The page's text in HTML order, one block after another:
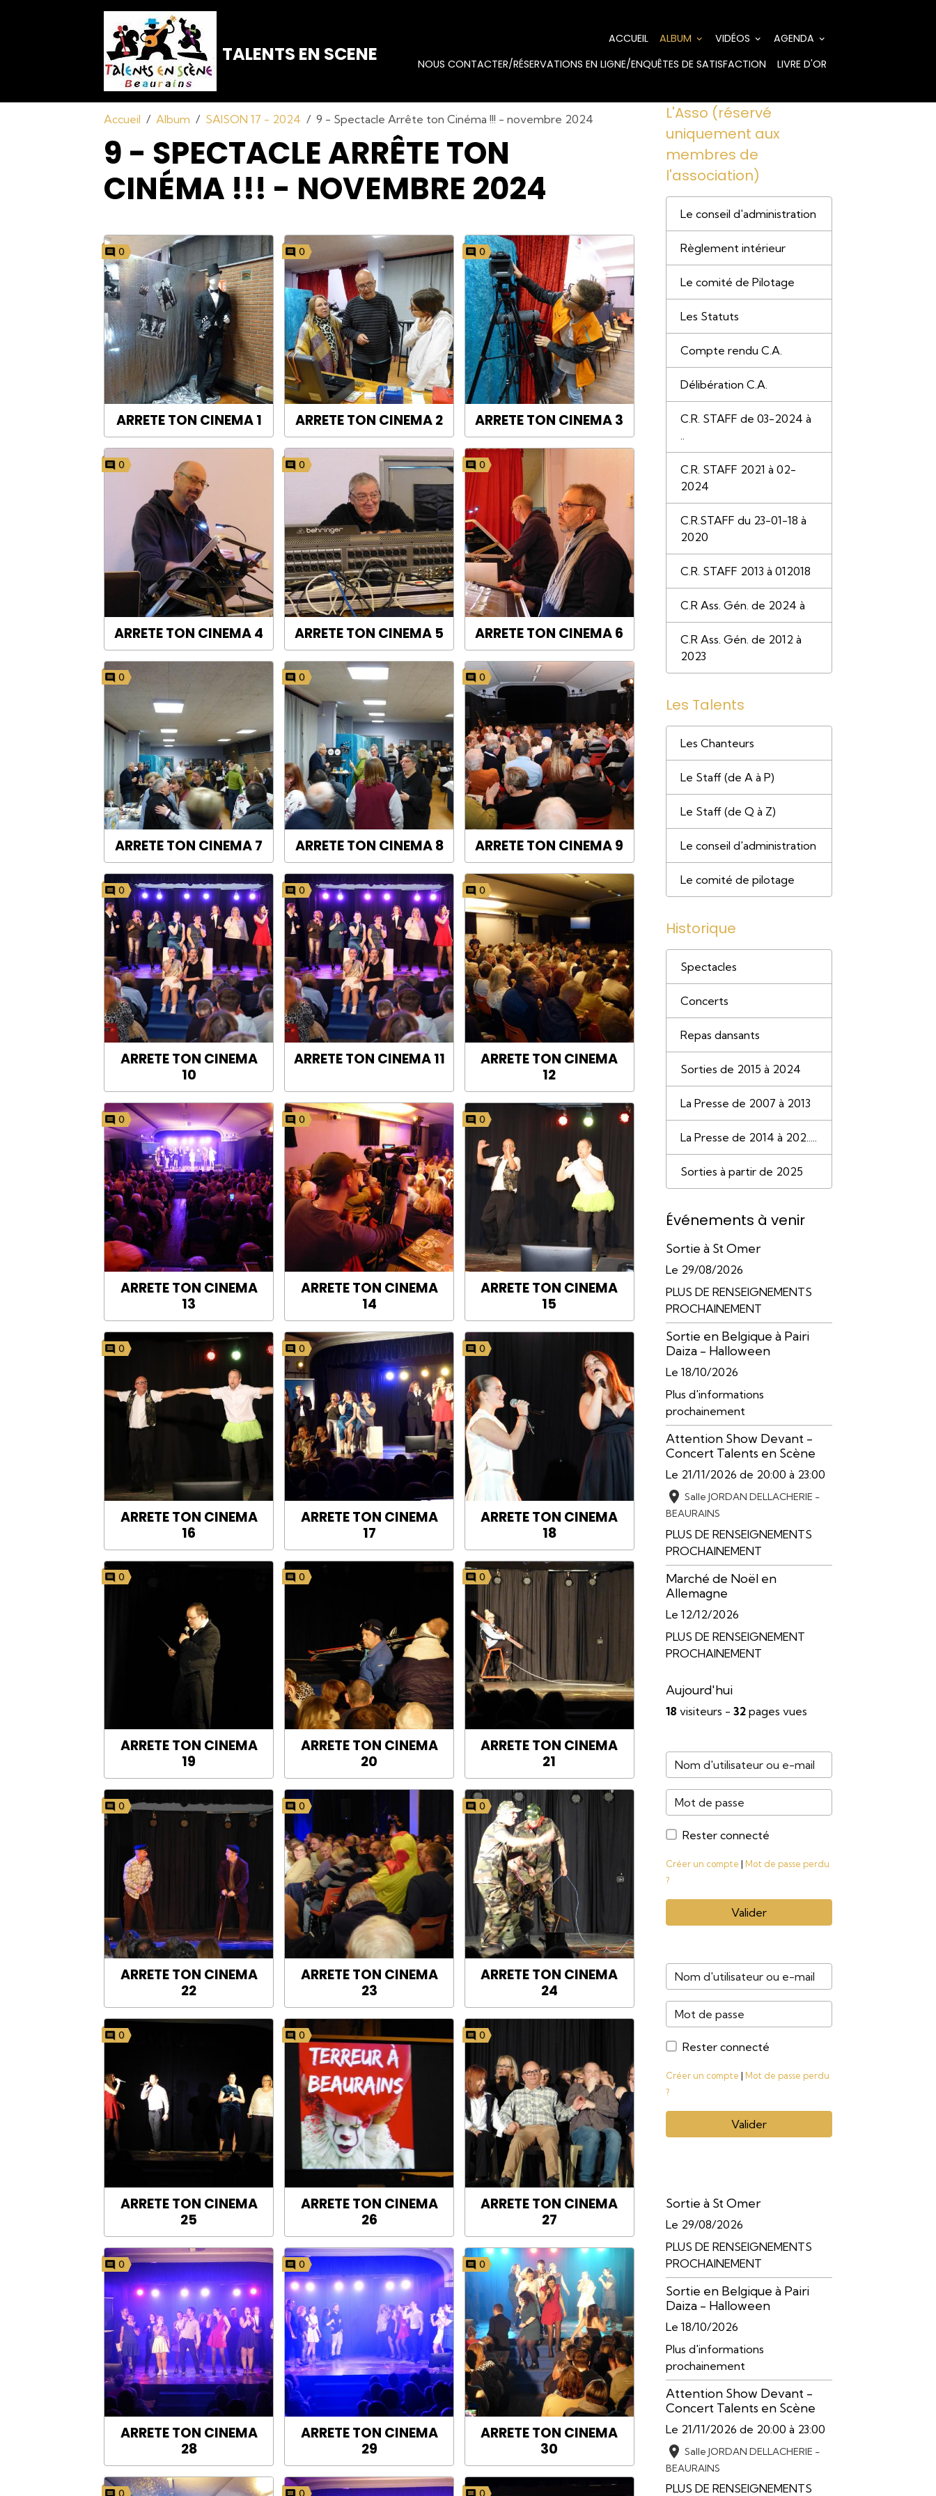
TALENTS EN SCENE
ACCUEIL ALBUM VIDÉOS
AGENDA
NOUS CONTACTER/RÉSERVATIONS EN LIGNE/ENQUÊTES DE SATISFACTION
LIVRE D'OR
Accueil Album SAISON 17 - 2024 9 - Spectacle Arrête ton Cinéma !!! - novembre 2024
9 - SPECTACLE ARRÊTE TON
CINÉMA !!! - NOVEMBRE 2024
0
ARRETE TON CINEMA 1
0
ARRETE TON CINEMA 2
0
ARRETE TON CINEMA 3
0
ARRETE TON CINEMA 4
0
ARRETE TON CINEMA 5
0
ARRETE TON CINEMA 6
0
ARRETE TON CINEMA 7
0
ARRETE TON CINEMA 8
0
ARRETE TON CINEMA 9
0
ARRETE TON CINEMA
10
0
ARRETE TON CINEMA 11
0
ARRETE TON CINEMA
12
0
ARRETE TON CINEMA
13
0
ARRETE TON CINEMA
14
0
ARRETE TON CINEMA
15
0
ARRETE TON CINEMA
16
0
ARRETE TON CINEMA
17
0
ARRETE TON CINEMA
18
0
ARRETE TON CINEMA
19
0
ARRETE TON CINEMA
20
0
ARRETE TON CINEMA
21
0
ARRETE TON CINEMA
22
0
ARRETE TON CINEMA
23
0
ARRETE TON CINEMA
24
0
ARRETE TON CINEMA
25
0
ARRETE TON CINEMA
26
0
ARRETE TON CINEMA
27
0
ARRETE TON CINEMA
28
0
ARRETE TON CINEMA
29
0
ARRETE TON CINEMA
30
0 0 0
L'Asso (réservé
uniquement aux
membres de
l'association)
Le conseil d'administration
Règlement intérieur
Le comité de Pilotage
Les Statuts
Compte rendu C.A.
Délibération C.A.
C.R. STAFF de 03-2024 à
..
C.R. STAFF 2021 à 02-
2024
C.R.STAFF du 23-01-18 à
2020
C.R. STAFF 2013 à 012018
C.R Ass. Gén. de 2024 à
C.R Ass. Gén. de 2012 à
2023
Les Talents
Les Chanteurs
Le Staff (de A à P)
Le Staff (de Q à Z)
Le conseil d'administration
Le comité de pilotage
Historique
Spectacles
Concerts
Repas dansants
Sorties de 2015 à 2024
La Presse de 2007 à 2013
La Presse de 2014 à 202.....
Sorties à partir de 2025
Événements à venir
Sortie à St Omer
Le 29/08/2026
PLUS DE RENSEIGNEMENTS
PROCHAINEMENT
Sortie en Belgique à Pairi
Daiza - Halloween
Le 18/10/2026
Plus d'informations
prochainement
Attention Show Devant -
Concert Talents en Scène
Le 21/11/2026 de 20:00 à 23:00
Salle JORDAN DELLACHERIE -
BEAURAINS
PLUS DE RENSEIGNEMENTS
PROCHAINEMENT
Marché de Noël en
Allemagne
Le 12/12/2026
PLUS DE RENSEIGNEMENT
PROCHAINEMENT
Aujourd'hui
18 visiteurs - 32pages vues
Rester connecté
Créer un compte | Mot de passe perdu
?
Valider
Rester connecté
Créer un compte | Mot de passe perdu
?
Valider
Sortie à St Omer
Le 29/08/2026
PLUS DE RENSEIGNEMENTS
PROCHAINEMENT
Sortie en Belgique à Pairi
Daiza - Halloween
Le 18/10/2026
Plus d'informations
prochainement
Attention Show Devant -
Concert Talents en Scène
Le 21/11/2026 de 20:00 à 23:00
Salle JORDAN DELLACHERIE -
BEAURAINS
PLUS DE RENSEIGNEMENTS